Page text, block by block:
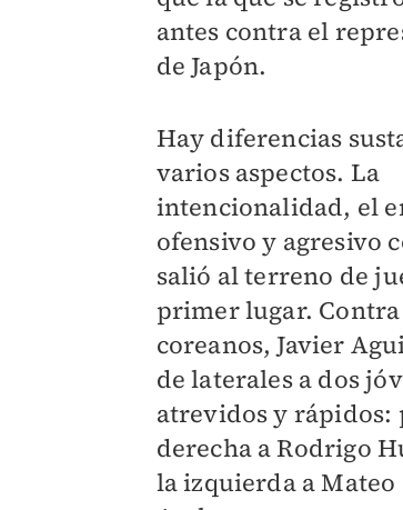
antes contra el
de Japón.
Hay diferencias
varios aspectos. La
intencionalidad, el
ofensivo y agresivo
salió al terreno de
primer lugar.
coreanos, Javier
de laterales a dos
atrevidos y rápidos:
derecha a Rodrigo
la izquierda a Mateo